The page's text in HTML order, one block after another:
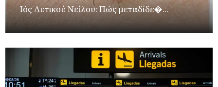
Ιός Δυτικού Νείλου: Πώς μεταδίδε�...